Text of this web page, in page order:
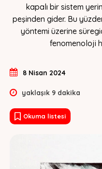
kapalı bir sistem
peşinden gider. Bu
yöntemi üzerine
fenomenoloji
8 Nisan 2024
yaklaşık 9 dakika
Okuma listesi